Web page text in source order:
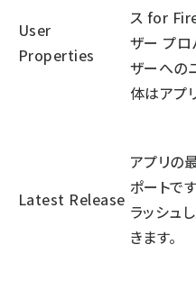
User
Properties
ス for
ザー プロ
ザーへの
体はアプ
Latest Release
アプリの
ポートで
ラッシュ
きます。